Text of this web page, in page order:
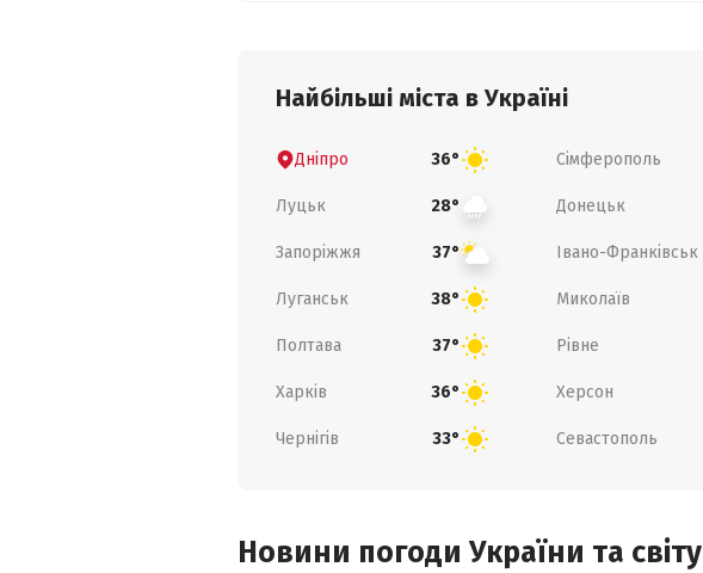
Найбільші міста в Україні
Дніпро 36° Сімферополь
Луцьк 28° Донецьк
Запоріжжя 37° Івано-Франківськ
Луганськ 38° Миколаїв
Полтава 37° Рівне
Харків 36° Херсон
Чернігів 33° Севастополь
Новини погоди України та світу